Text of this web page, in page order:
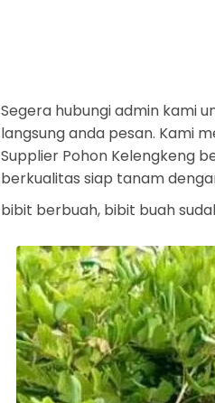
Segera hubungi admin kami
langsung anda pesan. Kami
Supplier Pohon Kelengkeng
berkualitas siap tanam
bibit berbuah, bibit buah